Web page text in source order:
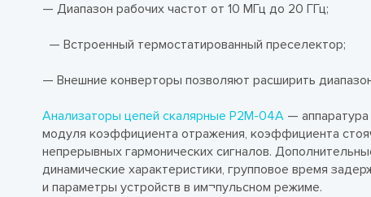
— Диапазон рабочих частот от 10 МГц до 20 ГГц;
— Встроенный термостатированный преселектор;
— Внешние конверторы позволяют расширить
Анализаторы цепей скалярные Р2М-04А —
модуля коэффициента отражения, коэффициента
непрерывных гармонических сигналов.
динамические характеристики, групповое время
и параметры устройств в им¬пульсном режиме.